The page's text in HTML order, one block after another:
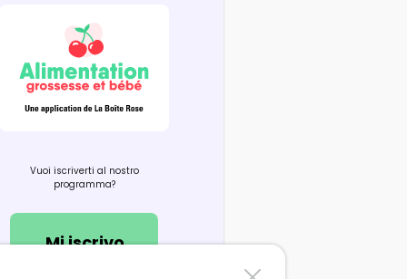
Vuoi iscriverti al nostro
programma?
Mi iscrivo